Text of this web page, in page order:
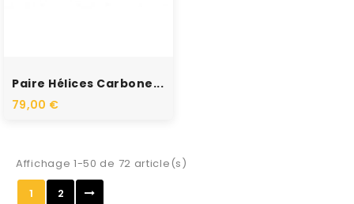
Paire Hélices Carbone...
79,00 €
Affichage 1-50 de 72 article(s)
1
2